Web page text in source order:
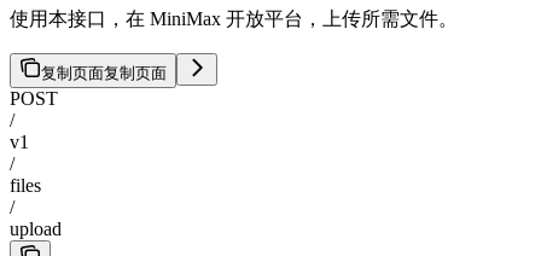
使用本接口，在 MiniMax 开放平台，上传所需文件。
复制页面复制页面
POST
/
v1
/
files
/
upload